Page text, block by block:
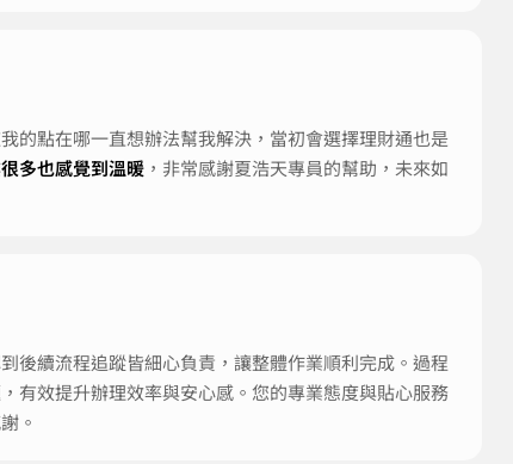
我的點在哪一直想辦法幫我解決，當初會選擇理財通也是
多也感覺到溫暖 ，非常感謝夏浩天專員的幫助，未來如
後續流程追蹤皆細心負責，讓整體作業順利完成。過程
有效提升辦理效率與安心感。您的專業態度與貼心服務
。